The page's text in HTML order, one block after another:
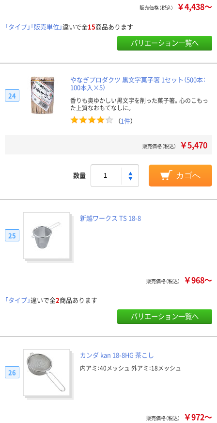
販売価格（税込） ￥4,438～
「タイプ」「販売単位」違いで全15商品あります
バリエーション一覧へ
やなぎプロダクツ 黒文字菓子箸 1セット（500本：
100本入×5）
香りも奥ゆかしい黒文字を削った菓子箸。心のこもっ
た上質なおもてなしに。
（1件）
24
販売価格（税込） ￥5,470
数量 カゴへ
新越ワークス TS 18-8
25
販売価格（税込） ￥968～
「タイプ」違いで全2商品あります
バリエーション一覧へ
カンダ kan 18-8HG 茶こし
内アミ：40メッシュ 外アミ：18メッシュ
26
販売価格（税込） ￥972～